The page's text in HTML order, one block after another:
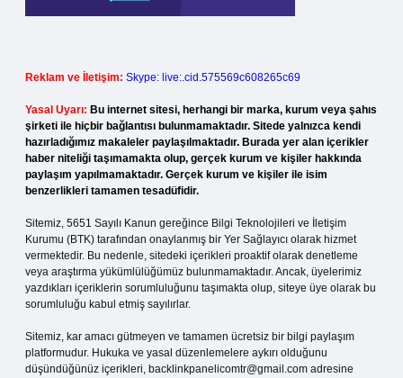
Reklam ve İletişim: Skype: live:.cid.575569c608265c69
Yasal Uyarı: Bu internet sitesi, herhangi bir marka, kurum veya şahıs
şirketi ile hiçbir bağlantısı bulunmamaktadır. Sitede yalnızca kendi
hazırladığımız makaleler paylaşılmaktadır. Burada yer alan içerikler
haber niteliği taşımamakta olup, gerçek kurum ve kişiler hakkında
paylaşım yapılmamaktadır. Gerçek kurum ve kişiler ile isim
benzerlikleri tamamen tesadüfidir.
Sitemiz, 5651 Sayılı Kanun gereğince Bilgi Teknolojileri ve İletişim
Kurumu (BTK) tarafından onaylanmış bir Yer Sağlayıcı olarak hizmet
vermektedir. Bu nedenle, sitedeki içerikleri proaktif olarak denetleme
veya araştırma yükümlülüğümüz bulunmamaktadır. Ancak, üyelerimiz
yazdıkları içeriklerin sorumluluğunu taşımakta olup, siteye üye olarak bu
sorumluluğu kabul etmiş sayılırlar.
Sitemiz, kar amacı gütmeyen ve tamamen ücretsiz bir bilgi paylaşım
platformudur. Hukuka ve yasal düzenlemelere aykırı olduğunu
düşündüğünüz içerikleri, backlinkpanelicomtr@gmail.com adresine